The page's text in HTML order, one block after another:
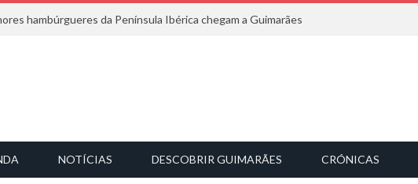
hambúrgueres da Península Ibérica chegam a Guimarães
NOTÍCIAS DESCOBRIR GUIMARÃES CRÓNICAS